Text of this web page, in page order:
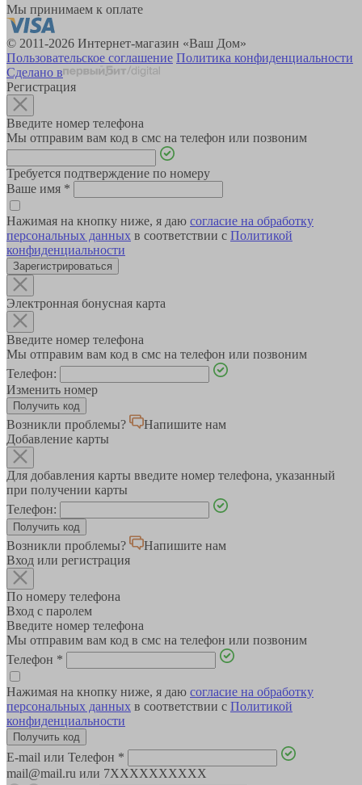
Мы принимаем к оплате
© 2011-2026 Интернет-магазин «Ваш Дом»
Пользовательское соглашение Политика конфиденциальности
Сделано в
Регистрация
Введите номер телефона
Мы отправим вам код в смс на телефон или позвоним
Требуется подтверждение по номеру
Ваше имя *
Нажимая на кнопку ниже, я даю согласие на обработку
персональных данных в соответствии с Политикой
конфиденциальности
Зарегистрироваться
Электронная бонусная карта
Введите номер телефона
Мы отправим вам код в смс на телефон или позвоним
Телефон:
Изменить номер
Возникли проблемы?
Напишите нам
Добавление карты
Для добавления карты введите номер телефона, указанный
при получении карты
Телефон:
Возникли проблемы?
Напишите нам
Вход или регистрация
По номеру телефона
Вход с паролем
Введите номер телефона
Мы отправим вам код в смс на телефон или позвоним
Телефон *
Нажимая на кнопку ниже, я даю согласие на обработку
персональных данных в соответствии с Политикой
конфиденциальности
E-mail или Телефон *
mail@mail.ru или 7XXXXXXXXXX